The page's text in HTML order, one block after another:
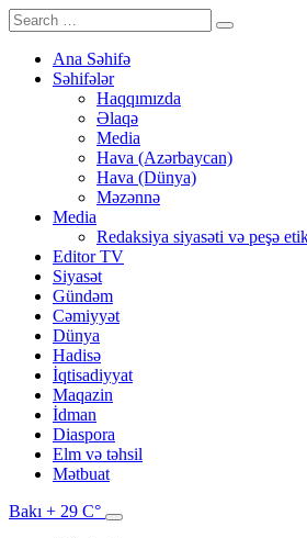
Ana Səhifə
Səhifələr
Haqqımızda
Əlaqə
Media
Hava (Azərbaycan)
Hava (Dünya)
Məzənnə
Media
Redaksiya siyasəti və peşə
Editor TV
Siyasət
Gündəm
Cəmiyyət
Dünya
Hadisə
İqtisadiyyat
Maqazin
İdman
Diaspora
Elm və təhsil
Mətbuat
Bakı + 29 C°